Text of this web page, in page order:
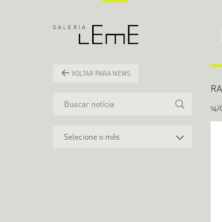
VOLTAR PARA NEWS
14/